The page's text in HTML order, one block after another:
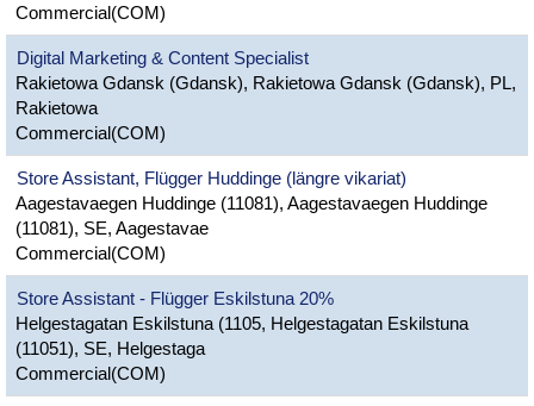
Commercial(COM)
Digital Marketing & Content Specialist
Rakietowa Gdansk (Gdansk), Rakietowa Gdansk (Gdansk), PL,
Rakietowa
Commercial(COM)
Store Assistant, Flügger Huddinge (längre vikariat)
Aagestavaegen Huddinge (11081), Aagestavaegen Huddinge
(11081), SE, Aagestavae
Commercial(COM)
Store Assistant - Flügger Eskilstuna 20%
Helgestagatan Eskilstuna (1105, Helgestagatan Eskilstuna
(11051), SE, Helgestaga
Commercial(COM)